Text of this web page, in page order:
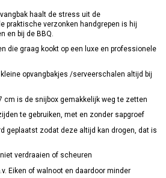
haalt de stress uit de
praktische verzonken handgrepen is hij
en bij de BBQ.
die graag kookt op een luxe en professionele
opvangbakjes /serveerschalen altijd bij
cm is de snijbox gemakkelijk weg te zetten
te gebruiken, met en zonder sapgroef
geplaatst zodat deze altijd kan drogen, dat is
verdraaien of scheuren
Eiken of walnoot en daardoor minder